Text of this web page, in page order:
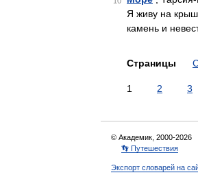
Я живу на
камень и
Страницы
1 2 3
© Академик, 2000-2026
👣 Путешествия
Экспорт словарей на